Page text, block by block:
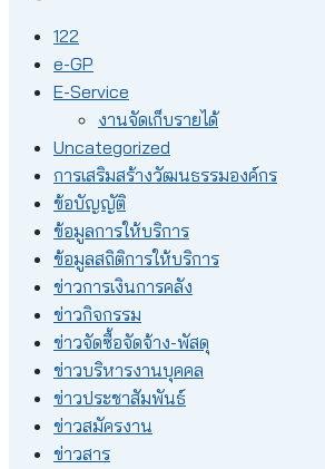
122
e-GP
E-Service
งานจัดเก็บรายได้
Uncategorized
การเสริมสร้างวัฒนธรรมองค์กร
ข้อบัญญัติ
ข้อมูลการให้บริการ
ข้อมูลสถิติการให้บริการ
ข่าวการเงินการคลัง
ข่าวกิจกรรม
ข่าวจัดซื้อจัดจ้าง-พัสดุ
ข่าวบริหารงานบุคคล
ข่าวประชาสัมพันธ์
ข่าวสมัครงาน
ข่าวสาร